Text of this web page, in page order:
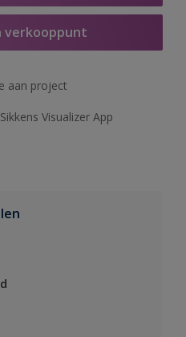
verkooppunt
aan project
Visualizer App